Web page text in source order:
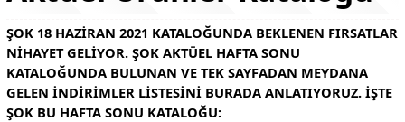
ŞOK 18 HAZIRAN 2021 KATALOĞUNDA BEKLENEN FIRSATLAR
NIHAYET GELIYOR. ŞOK AKTÜEL HAFTA SONU
KATALOĞUNDA BULUNAN VE TEK SAYFADAN MEYDANA
GELEN INDIRIMLER LISTESINI BURADA ANLATIYORUZ. İŞTE
ŞOK BU HAFTA SONU KATALOĞU: